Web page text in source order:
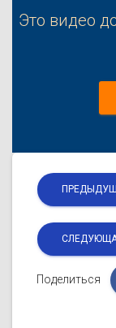
Это видео
Поделиться